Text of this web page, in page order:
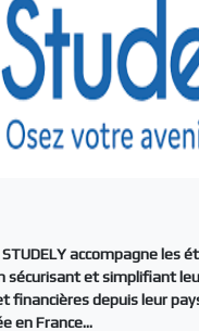
STUDELYaccompagne les
sécurisant et simplifiant
financières depuis leur
en France...